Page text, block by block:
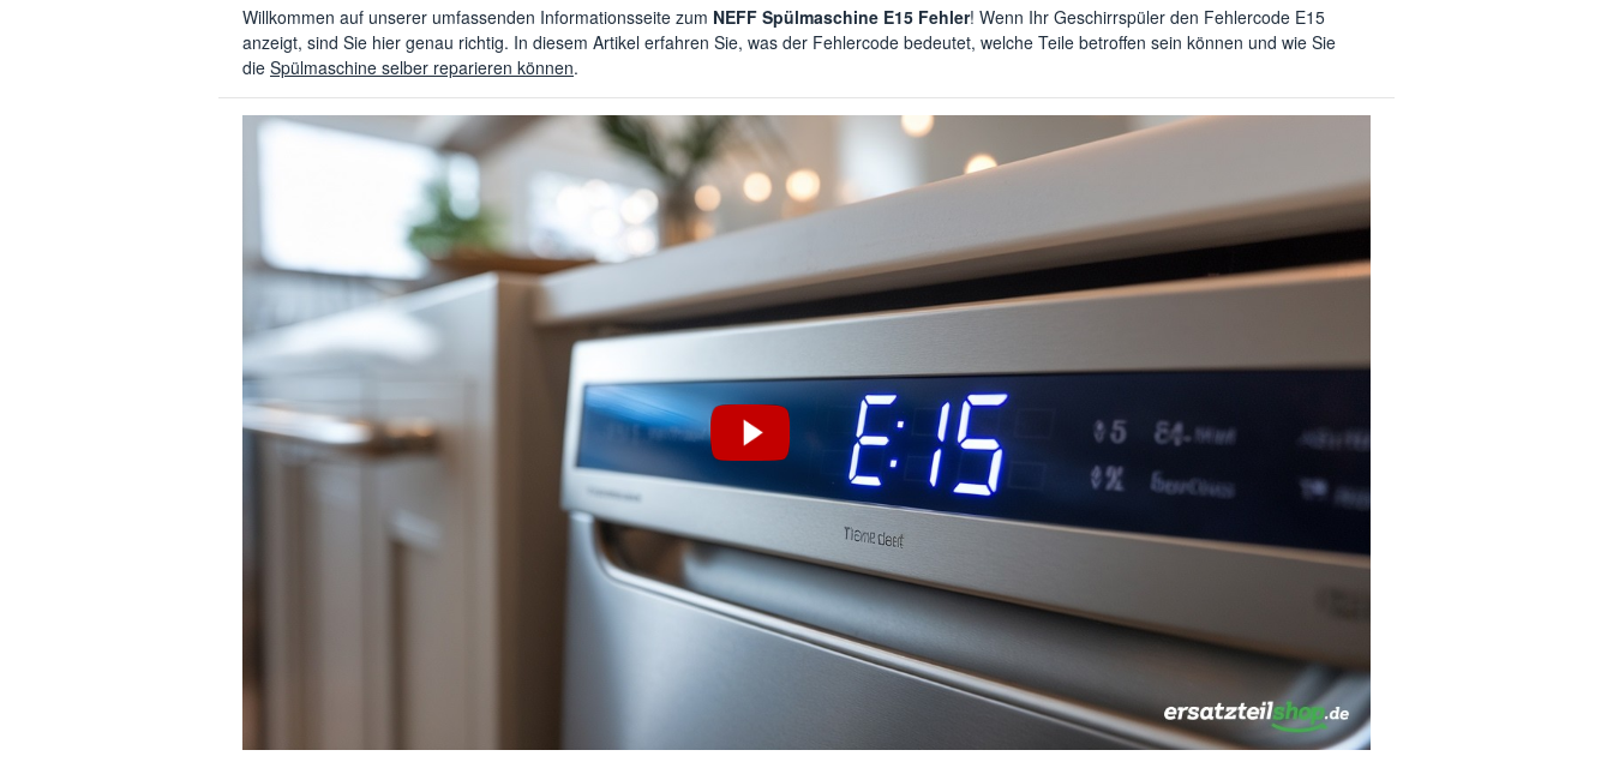
Willkommen auf unserer umfassenden Informationsseite zum NEFF Spülmaschine E15 Fehler! Wenn Ihr Geschirrspüler den Fehlercode E15
anzeigt, sind Sie hier genau richtig. In diesem Artikel erfahren Sie, was der Fehlercode bedeutet, welche Teile betroffen sein können und wie Sie
die Spülmaschine selber reparieren können.